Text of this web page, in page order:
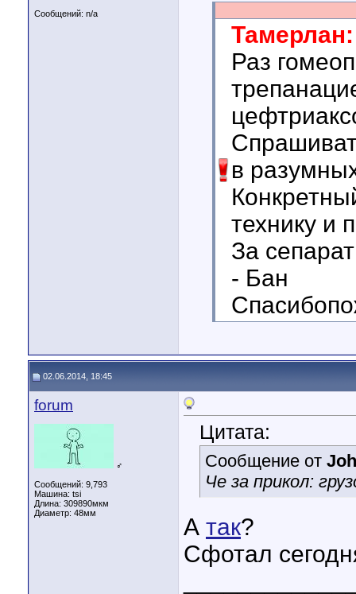
Сообщений: n/a
Тамерлан:
Раз
в
технику и
За
- Бан
02.06.2014, 18:45
forum
♂
Сообщений: 9,793
Машина: tsi
Длина: 309890мкм
Диаметр: 48мм
Цитата:
Сообщение от
Че за прикол:
А так?
Сфотал